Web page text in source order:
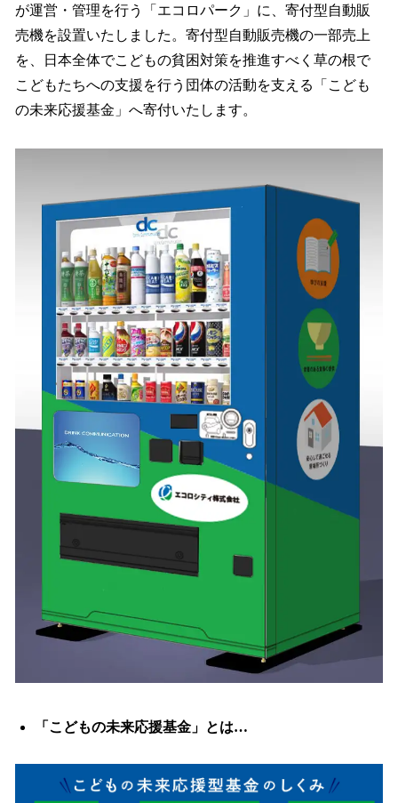
み
込
み
中
で
す
が運営・管理を行う「エコロパーク」に、寄付型自動販
売機を設置いたしました。寄付型自動販売機の一部売上
を、日本全体でこどもの貧困対策を推進すべく草の根で
こどもたちへの支援を行う団体の活動を支える「こども
の未来応援基金」へ寄付いたします。
「こどもの未来応援基金」とは…